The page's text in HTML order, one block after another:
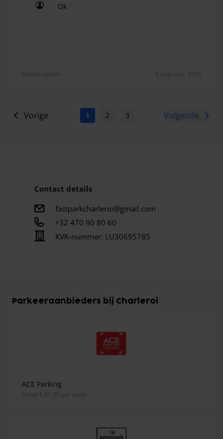
Ok
Shuttle buiten 6 augustus 2026
Vorige 1 2 3 5 6 7
Volgende
Contact details
fastparkcharleroi@gmail.com
+32 470 90 80 60
KVK-nummer: LU30695785
Parkeeraanbieders bij Charleroi
ACE Parking
vanaf € 61,00 per week